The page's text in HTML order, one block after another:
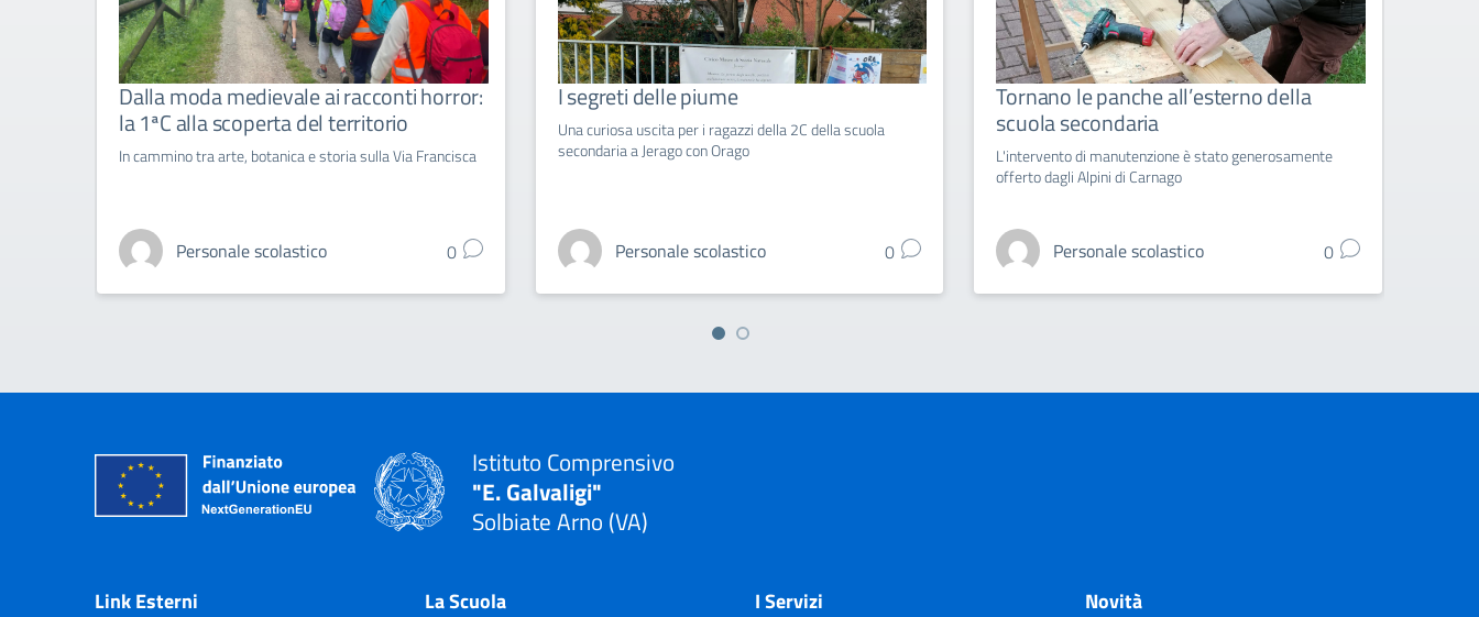
Dalla moda medievale ai racconti horror:
la 1ªC alla scoperta del territorio
In cammino tra arte, botanica e storia sulla Via Francisca
Personale scolastico 0
I segreti delle piume
Una curiosa uscita per i ragazzi della 2C della scuola
secondaria a Jerago con Orago
Personale scolastico 0
Tornano le panche all’esterno della
scuola secondaria
L'intervento di manutenzione è stato generosamente
offerto dagli Alpini di Carnago
Personale scolastico 0
Istituto Comprensivo
"E. Galvaligi"
Solbiate Arno (VA)
Link Esterni La Scuola I Servizi Novità